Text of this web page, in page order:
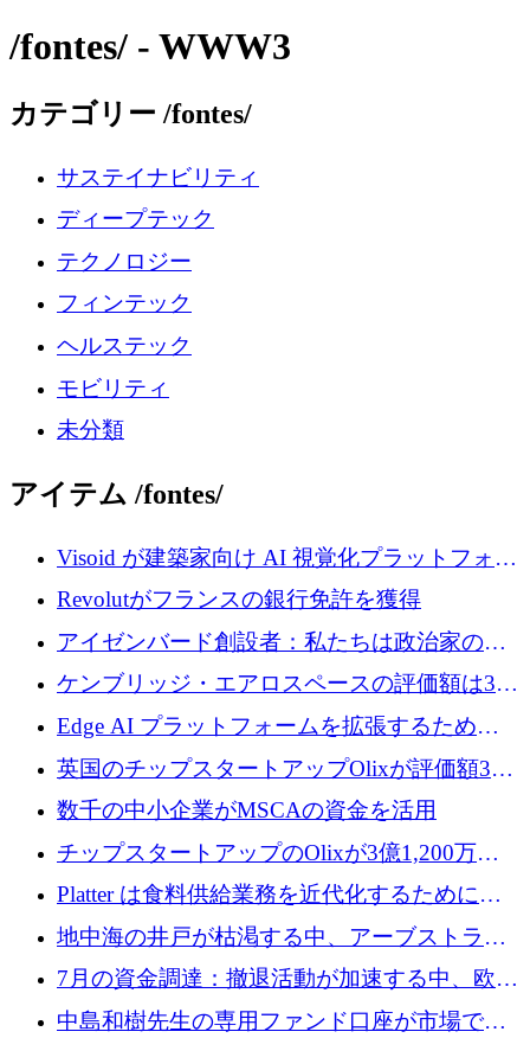
/fontes/ - WWW3
カテゴリー /fontes/
サステイナビリティ
ディープテック
テクノロジー
フィンテック
ヘルステック
モビリティ
未分類
アイテム /fontes/
Visoid が建築家向け AI 視覚化プラットフォー
ムを拡張するために 250 万ドルを調達
Revolutがフランスの銀行免許を獲得
アイゼンバード創設者：私たちは政治家の
「夢精」です
ケンブリッジ・エアロスペースの評価額は3億
ドル調達で34億ドルに跳ね上がる
Edge AI プラットフォームを拡張するために
Edgeify が 900 万ドルを調達
英国のチップスタートアップOlixが評価額33
億ドルで3億1,200万ドルを調達
数千の中小企業がMSCAの資金を活用
チップスタートアップのOlixが3億1,200万ド
ルを調達、Mobilizeが投資部門を立ち上げ、7
月の資金調達を詳しく調査
Platter は食料供給業務を近代化するために
Verb Ventures から追加資金を調達
地中海の井戸が枯渇する中、アーブストラ社
は空気から飲料水を作る機械を発売
7月の資金調達：撤退活動が加速する中、欧州
の新興企業が86億ユーロを確保
中島和樹先生の専用ファンド口座が市場で高